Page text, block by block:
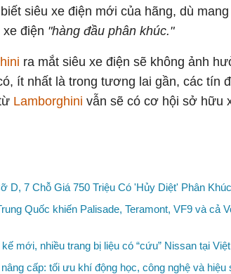
siêu xe điện mới của hãng, dù
xe điện "hàng đầu phân khúc."
ra mắt siêu xe điện sẽ không ảnh
ít nhất là trong tương lai gần, các tín
Lamborghini vẫn sẽ có cơ hội sở hữu
D, 7 Chỗ Giá 750 Triệu Có 'Hủy Diệt' Phân
Quốc khiến Palisade, Teramont, VF9 và cả
mới, nhiều trang bị liệu có “cứu” Nissan tại
cấp: tối ưu khí động học, công nghệ và hiệu